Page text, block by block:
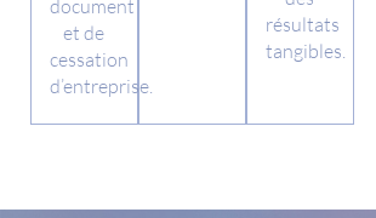
document
et de
cessation
d’entreprise.
résultats
tangibles.